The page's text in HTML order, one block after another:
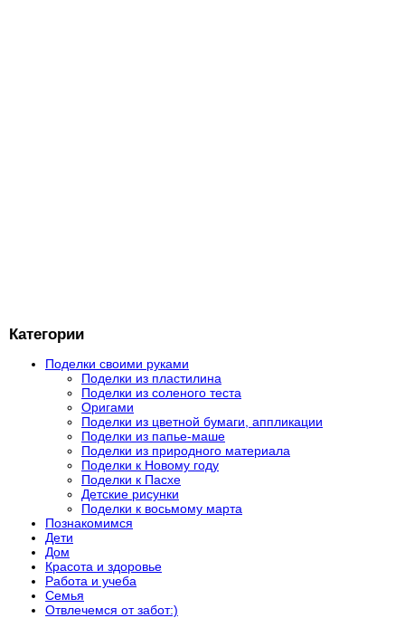
Категории
Поделки своими руками
Поделки из пластилина
Поделки из соленого теста
Оригами
Поделки из цветной бумаги, аппликации
Поделки из папье-маше
Поделки из природного материала
Поделки к Новому году
Поделки к Пасхе
Детские рисунки
Поделки к восьмому марта
Познакомимся
Дети
Дом
Красота и здоровье
Работа и учеба
Семья
Отвлечемся от забот:)